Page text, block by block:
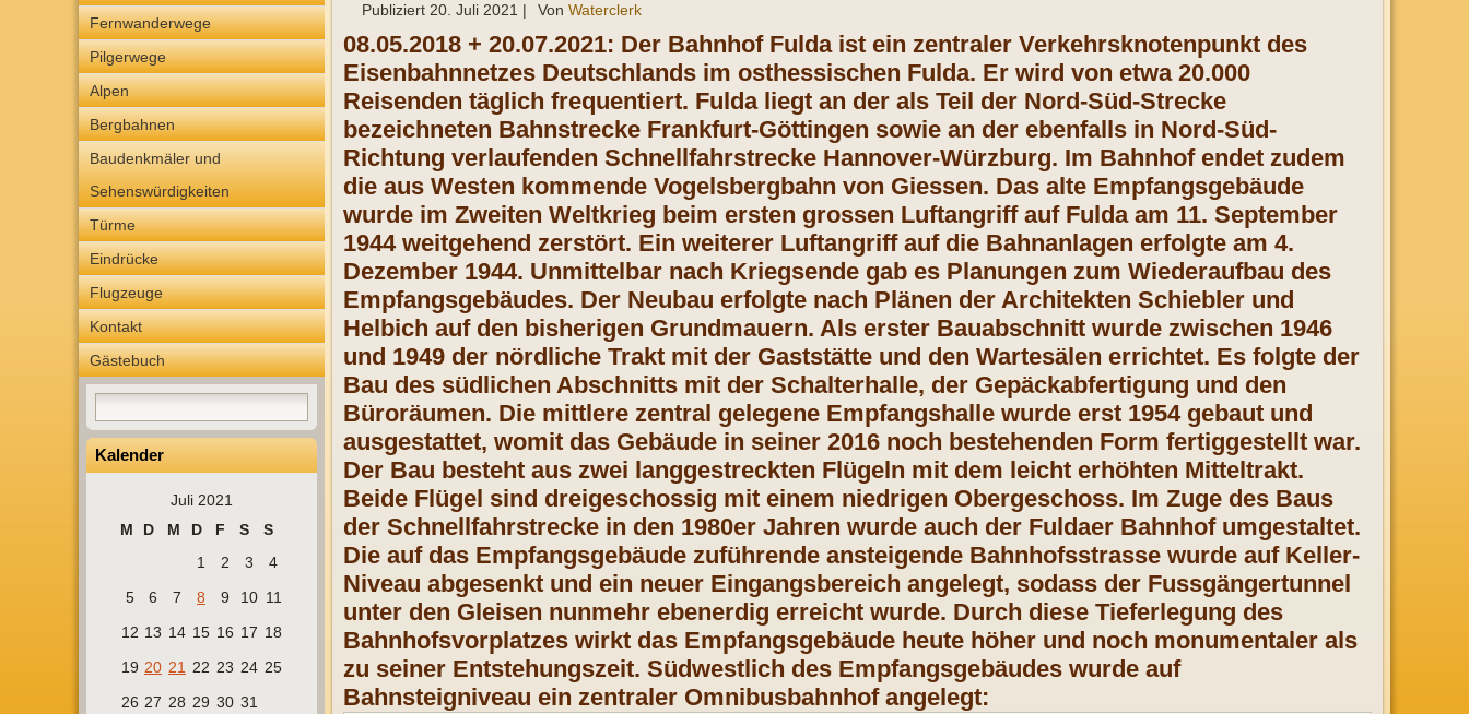
Fernwanderwege
Pilgerwege
Alpen
Bergbahnen
Baudenkmäler und
Sehenswürdigkeiten
Türme
Eindrücke
Flugzeuge
Kontakt
Gästebuch
Kalender
Juli 2021
M
D M D F S
S
1
2 3
4
5
6 7 8 9 10 11
12 13 14 15 16 17 18
19 20 21 22 23 24 25
26 27 28 29 30 31
Publiziert 20. Juli 2021 | Von Waterclerk
08.05.2018 + 20.07.2021: Der Bahnhof Fulda ist ein zentraler Verkehrsknotenpunkt des
Eisenbahnnetzes Deutschlands im osthessischen Fulda. Er wird von etwa 20.000
Reisenden täglich frequentiert. Fulda liegt an der als Teil der Nord-Süd-Strecke
bezeichneten Bahnstrecke Frankfurt-Göttingen sowie an der ebenfalls in Nord-Süd-
Richtung verlaufenden Schnellfahrstrecke Hannover-Würzburg. Im Bahnhof endet zudem
die aus Westen kommende Vogelsbergbahn von Giessen. Das alte Empfangsgebäude
wurde im Zweiten Weltkrieg beim ersten grossen Luftangriff auf Fulda am 11. September
1944 weitgehend zerstört. Ein weiterer Luftangriff auf die Bahnanlagen erfolgte am 4.
Dezember 1944. Unmittelbar nach Kriegsende gab es Planungen zum Wiederaufbau des
Empfangsgebäudes. Der Neubau erfolgte nach Plänen der Architekten Schiebler und
Helbich auf den bisherigen Grundmauern. Als erster Bauabschnitt wurde zwischen 1946
und 1949 der nördliche Trakt mit der Gaststätte und den Wartesälen errichtet. Es folgte der
Bau des südlichen Abschnitts mit der Schalterhalle, der Gepäckabfertigung und den
Büroräumen. Die mittlere zentral gelegene Empfangshalle wurde erst 1954 gebaut und
ausgestattet, womit das Gebäude in seiner 2016 noch bestehenden Form fertiggestellt war.
Der Bau besteht aus zwei langgestreckten Flügeln mit dem leicht erhöhten Mitteltrakt.
Beide Flügel sind dreigeschossig mit einem niedrigen Obergeschoss. Im Zuge des Baus
der Schnellfahrstrecke in den 1980er Jahren wurde auch der Fuldaer Bahnhof umgestaltet.
Die auf das Empfangsgebäude zuführende ansteigende Bahnhofsstrasse wurde auf Keller-
Niveau abgesenkt und ein neuer Eingangsbereich angelegt, sodass der Fussgängertunnel
unter den Gleisen nunmehr ebenerdig erreicht wurde. Durch diese Tieferlegung des
Bahnhofsvorplatzes wirkt das Empfangsgebäude heute höher und noch monumentaler als
zu seiner Entstehungszeit. Südwestlich des Empfangsgebäudes wurde auf
Bahnsteigniveau ein zentraler Omnibusbahnhof angelegt: